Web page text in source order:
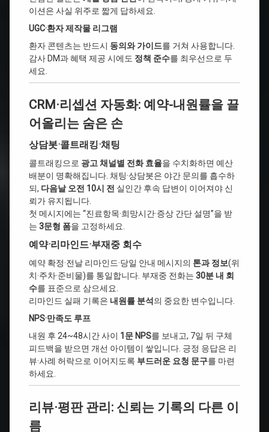
이션은 사실 위주로 짧게 답하세요.
UGC·환자 제작물 리그램
환자 콘텐츠는 반드시 동의와 가이드를 거쳐 사용합니다.
감사 DM과 혜택 제공 시에도 정책 준수를 최우선으로 두
세요.
CRM·리셉션 자동화: 예약-내원률을 끌
어올리는 숨은 손
상담봇·콜트래킹·채팅
콜트래킹으로 광고 채널별 전화 효율을 수치화하면 예산
배분이 명확해집니다. 채팅·상담봇은 야간 문의를 흡수하
되, 다음날 오전 10시 전 실인간 후속 답변이 이어져야 신
뢰가 유지됩니다.
첫 메시지에는 “진료항목·희망시간·증상 간단 설명”을 받
는 3문형 폼을 고정하세요.
예약·리마인드·부재중 회수
예약 확정·전날 리마인드·당일 안내 메시지의 톤과 정보(위
치·주차·준비물)를 통일합니다. 부재중 전화는 30분 내 회
수를 표준으로 삼으세요.
리마인드 실패 기록은 내원률 분석 의 중요한 변수입니다.
NPS·만족도 루프
내원 후 24~48시간 사이 1문 NPS를 보내고, 7일 뒤 구체
피드백을 받으면 개선 아이템이 쌓입니다. 긍정 응답은 리
뷰·사례 허락으로 이어지도록 부드러운 요청 문구를 마련
하세요.
리뷰·평판 관리: 신뢰는 기록의 다른 이
름